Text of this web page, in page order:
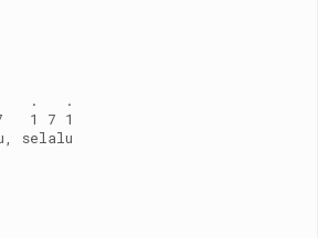
.   .
1 7 1
selalu